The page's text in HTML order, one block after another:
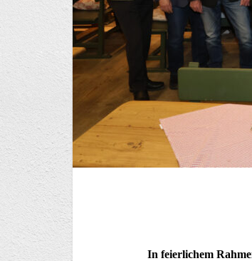
In feierlichem